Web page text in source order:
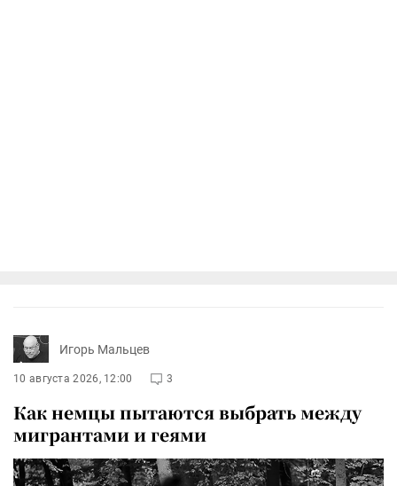
Игорь Мальцев
10 августа 2026, 12:00 3
Как немцы пытаются выбрать между
мигрантами и геями